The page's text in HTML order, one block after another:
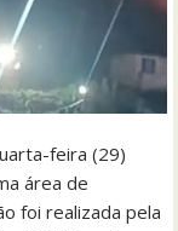
feira (29)
área de
foi realizada pela